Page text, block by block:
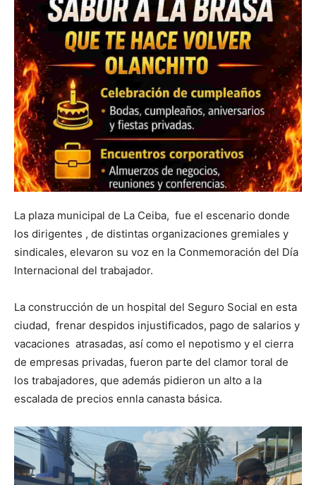
La plaza municipal de La Ceiba, fue el escenario donde
los dirigentes , de distintas organizaciones gremiales y
sindicales, elevaron su voz en la Conmemoración del Día
Internacional del trabajador.
La construcción de un hospital del Seguro Social en esta
ciudad, frenar despidos injustificados, pago de salarios y
vacaciones atrasadas, así como el nepotismo y el cierra
de empresas privadas, fueron parte del clamor toral de
los trabajadores, que además pidieron un alto a la
escalada de precios ennla canasta básica.